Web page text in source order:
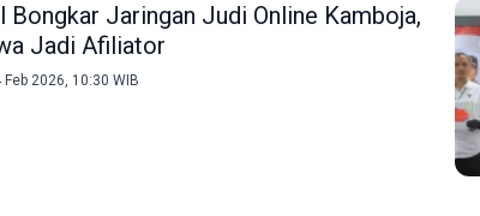
Bongkar Jaringan Judi Online Kamboja,
Jadi Afiliator
Feb 2026, 10:30 WIB